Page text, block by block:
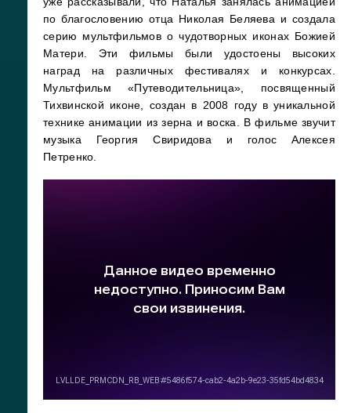
по благословению отца Николая Беляева и создала
серию мультфильмов о чудотворных иконах Божией
Матери. Эти фильмы были удостоены высоких
наград на различных фестивалях и конкурсах.
Мультфильм «Путеводительница», посвященный
Тихвинской иконе, создан в 2008 году в уникальной
технике анимации из зерна и воска. В фильме звучит
музыка Георгия Свиридова и голос Алексея
Петренко.